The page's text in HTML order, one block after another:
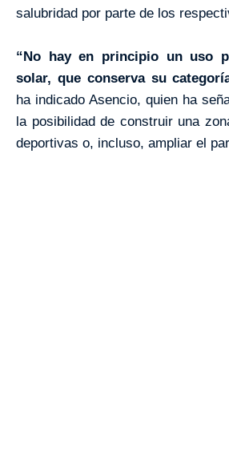
salubridad por parte de los
“No hay en principio un uso
solar, que conserva su
ha indicado Asencio, quien ha
la posibilidad de construir una
deportivas o, incluso, ampliar el